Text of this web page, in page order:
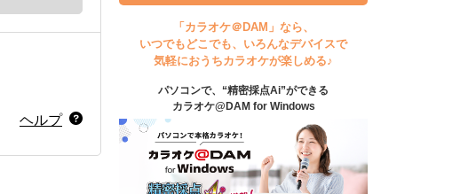
マイページ
プレミアムサービス
DAM★とも動画
DAM★とも録音
カラオケ＠DAM
ヘルプ
「カラオケ＠DAM」なら、
いつでもどこでも、いろんなデバイスで
気軽におうちカラオケが楽しめる♪
パソコンで、“精密採点Ai”ができる
カラオケ@DAM for Windows